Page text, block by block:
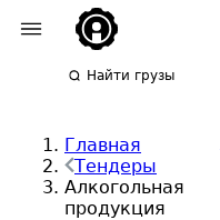
Найти грузы
Главная
Тендеры
Алкогольная
продукция